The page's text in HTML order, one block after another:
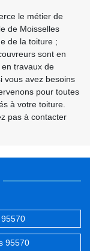
le métier de
de Moisselles
de la toiture ;
sont en
travaux de
vous avez besoins
pour toutes
à votre toiture.
pas à contacter
95570